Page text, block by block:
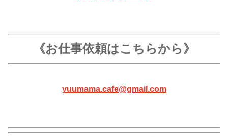
《お仕事依頼はこちらから》
yuumama.cafe@gmail.com